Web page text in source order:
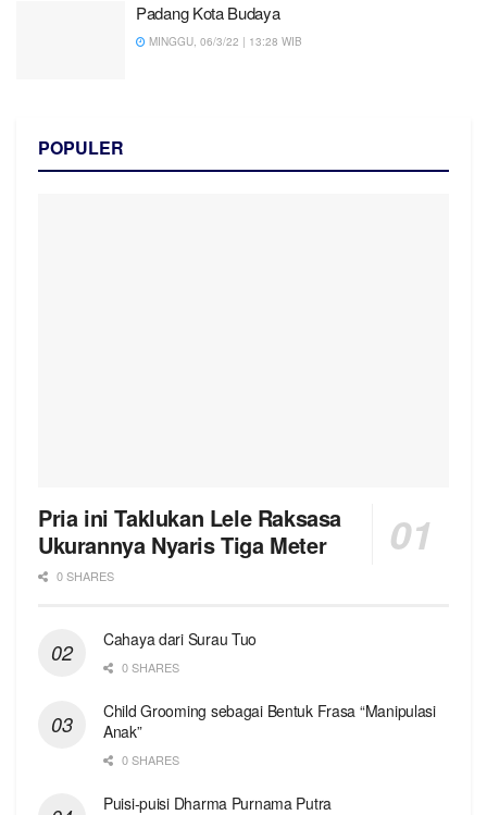
Padang Kota Budaya
MINGGU, 06/3/22 | 13:28 WIB
POPULER
Pria ini Taklukan Lele Raksasa
Ukurannya Nyaris Tiga Meter
0 SHARES
Cahaya dari Surau Tuo
0 SHARES
Child Grooming sebagai Bentuk Frasa “Manipulasi
Anak”
0 SHARES
Puisi-puisi Dharma Purnama Putra